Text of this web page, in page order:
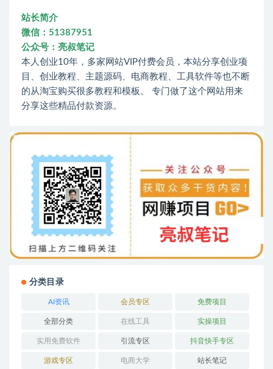
站长简介
微信：51387951
公众号：亮叔笔记
本人创业10年，多家网站VIP付费会员，本站分享创业项
目、创业教程、主题源码、电商教程、工具软件等也不断
的从淘宝购买很多教程和模板。 专门做了这个网站用来
分享这些精品付款资源。
分类目录
AI资讯 会员专区 免费项目
全部分类 在线工具 实操项目
实用免费软件 引流专区 抖音快手专区
游戏专区 电商大学 站长笔记